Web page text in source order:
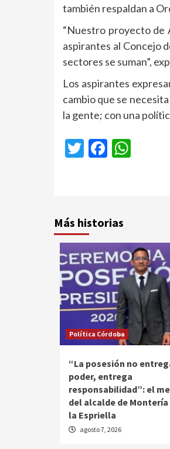
también respaldan a
“Nuestro proyecto de
aspirantes al Concejo
sectores se suman”,
Los aspirantes
cambio que se
la gente; con una
Twitter
Más historias
Política Córdoba
“La posesión no
poder, entrega
responsabilidad”: el
del alcalde de Montería
la Espriella
agosto 7, 2026